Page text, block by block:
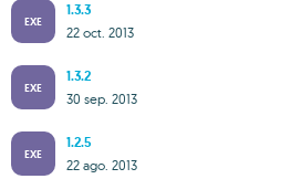
EXE
1.3.3
22 oct. 2013
EXE
1.3.2
30 sep. 2013
EXE
1.2.5
22 ago. 2013